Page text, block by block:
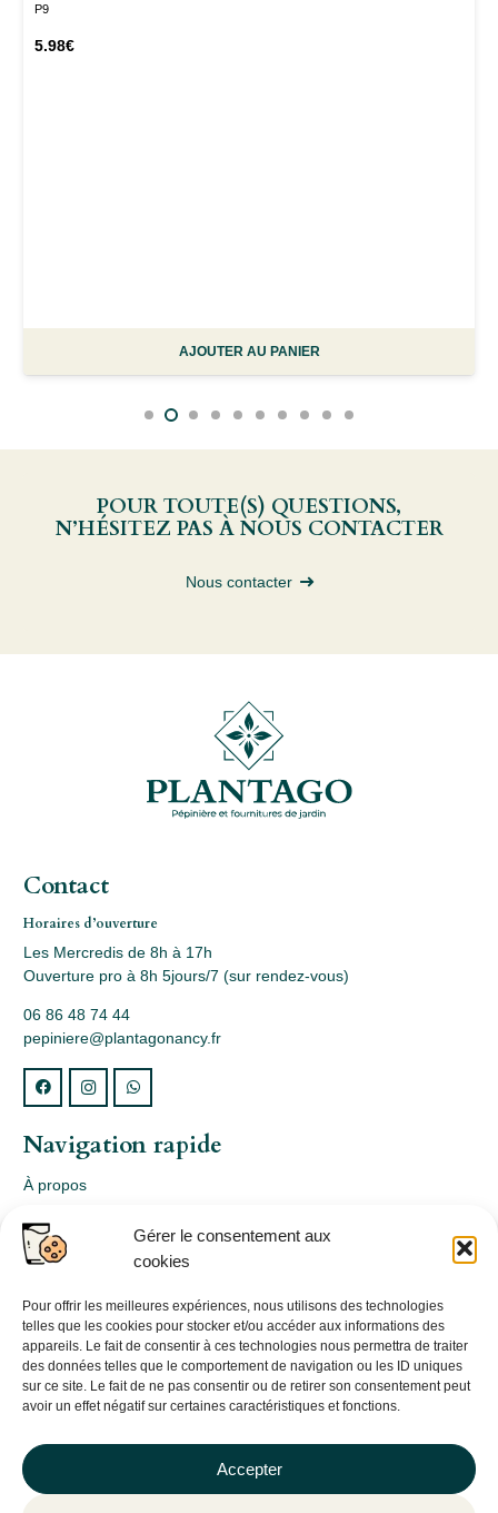
Gérer le consentement aux
cookies
Pour offrir les meilleures expériences, nous utilisons des technologies
telles que les cookies pour stocker et/ou accéder aux informations des
appareils. Le fait de consentir à ces technologies nous permettra de traiter
des données telles que le comportement de navigation ou les ID uniques
sur ce site. Le fait de ne pas consentir ou de retirer son consentement peut
avoir un effet négatif sur certaines caractéristiques et fonctions.
Accepter
P9
5.98€
AJOUTER AU PANIER
POUR TOUTE(S) QUESTIONS,
N’HÉSITEZ PAS À NOUS CONTACTER
Nous contacter
Contact
Horaires d’ouverture
Les Mercredis de 8h à 17h
Ouverture pro à 8h 5jours/7 (sur rendez-vous)
06 86 48 74 44
pepiniere@plantagonancy.fr
Navigation rapide
À propos
Webshop
Nos produits
Conception
Consultation
Contact
Informations légales
Politique de confidentialité
Politique de cookies (UE)